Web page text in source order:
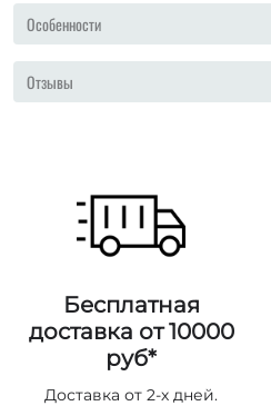
Особенности
Отзывы
Бесплатная
доставка от 10000
руб*
Доставка от 2-х дней.